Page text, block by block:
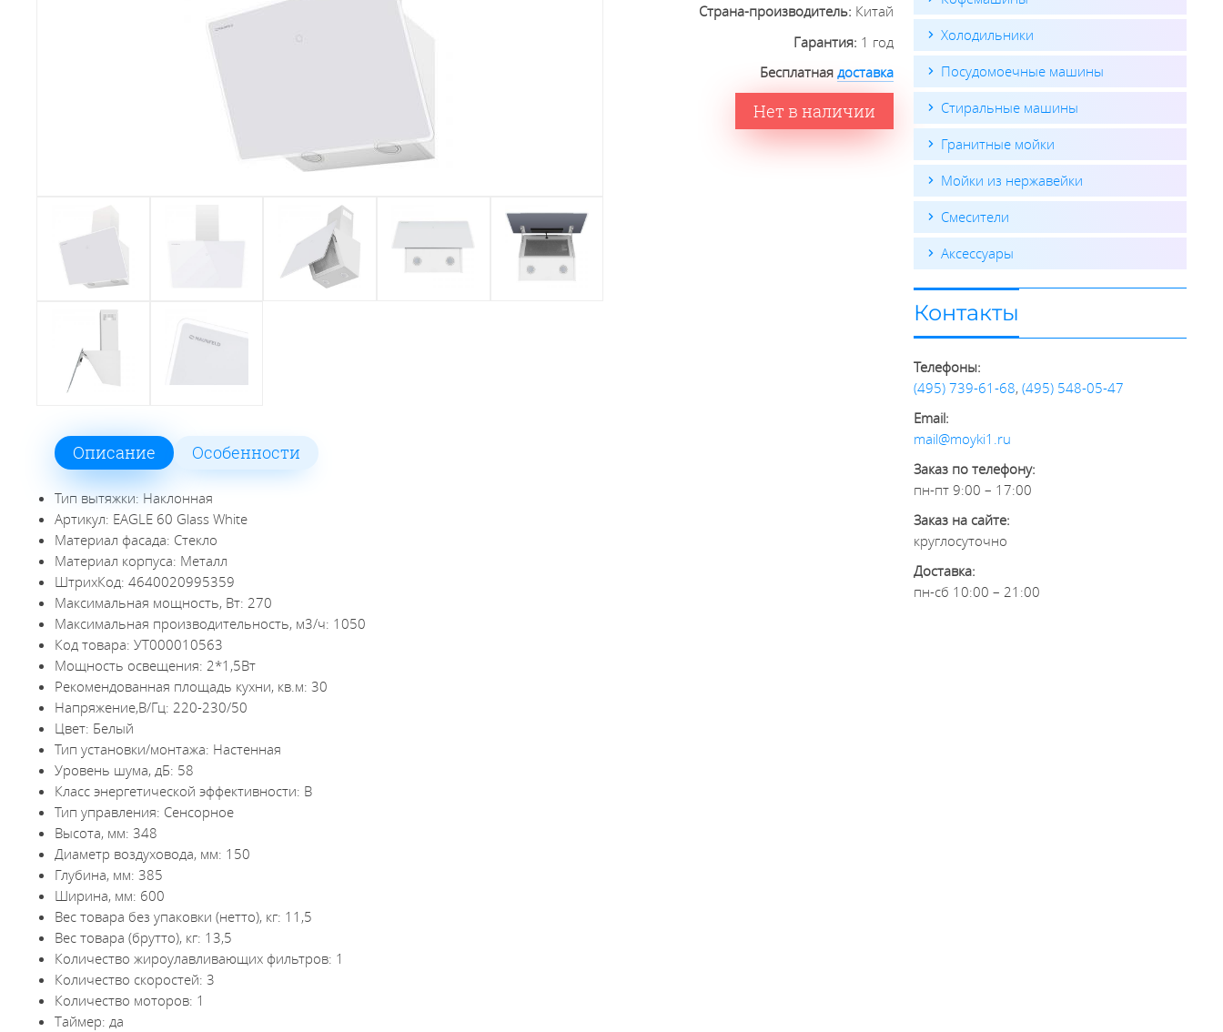
Страна-производитель: Китай
Гарантия: 1 год
Бесплатнаядоставка
Нет в наличии
Описание Особенности
Тип вытяжки: Наклонная
Артикул: EAGLE 60 Glass White
Материал фасада: Стекло
Материал корпуса: Металл
ШтрихКод: 4640020995359
Максимальная мощность, Вт: 270
Максимальная производительность, м3/ч: 1050
Код товара: УТ000010563
Мощность освещения: 2*1,5Вт
Рекомендованная площадь кухни, кв.м: 30
Напряжение,В/Гц: 220-230/50
Цвет: Белый
Тип установки/монтажа: Настенная
Уровень шума, дБ: 58
Класс энергетической эффективности: B
Тип управления: Сенсорное
Высота, мм: 348
Диаметр воздуховода, мм: 150
Глубина, мм: 385
Ширина, мм: 600
Вес товара без упаковки (нетто), кг: 11,5
Вес товара (брутто), кг: 13,5
Количество жироулавливающих фильтров: 1
Количество скоростей: 3
Количество моторов: 1
Таймер: да
Холодильники
Посудомоечные машины
Стиральные машины
Гранитные мойки
Мойки из нержавейки
Смесители
Аксессуары
Контакты
Телефоны:
(495) 739-61-68, (495) 548-05-47
Email:
mail@moyki1.ru
Заказ по телефону:
пн-пт 9:00 – 17:00
Заказ на сайте:
круглосуточно
Доставка:
пн-сб 10:00 – 21:00